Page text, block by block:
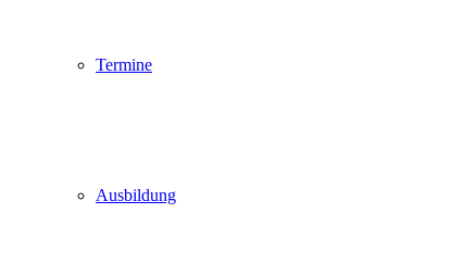
Termine
Ausbildung